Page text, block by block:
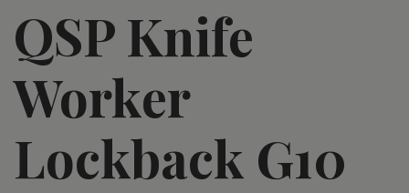
QSP Knife
Worker
Lockback G10